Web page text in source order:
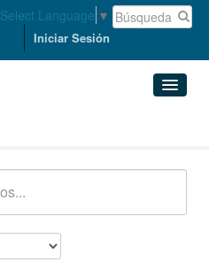
Select Language ▼
Iniciar Sesión